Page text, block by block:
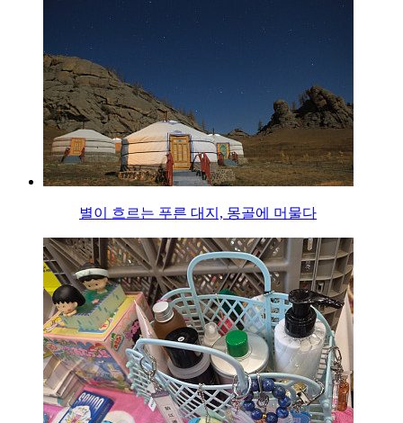
별이 흐르는 푸른 대지, 몽골에 머물다